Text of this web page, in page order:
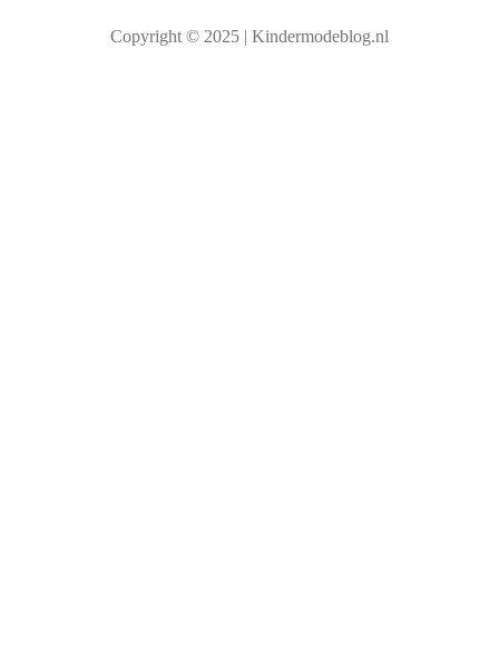
Copyright © 2025 | Kindermodeblog.nl